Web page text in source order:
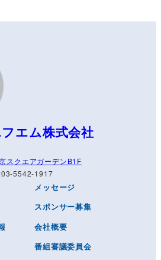
エム株式会社
スクエアガーデンB1F
5542-1917
メッセージ
スポンサー募集
会社概要
番組審議委員会